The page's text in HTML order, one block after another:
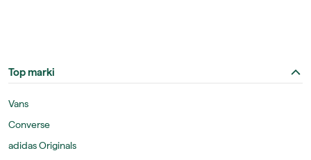
Top marki
Vans
Converse
adidas Originals